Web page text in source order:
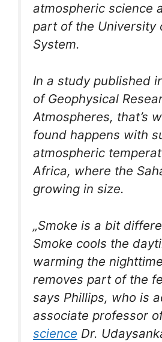
atmospheric science
part of the University
System.
In a study published
of Geophysical
Atmospheres, that’s
found happens with
atmospheric
Africa, where the
growing in size.
„Smoke is a bit
Smoke cools the
warming the
removes part of the
says Phillips, who is
associate professor
science Dr.